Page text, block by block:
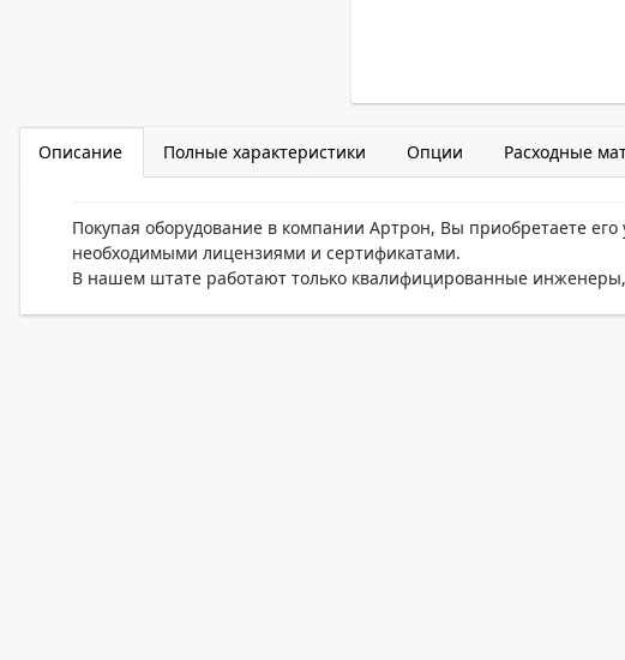
Описание Полные характеристики Опции Расходные
Покупая оборудование в компании Артрон, Вы приобретаете
необходимыми лицензиями и сертификатами.
В нашем штате работают только квалифицированные